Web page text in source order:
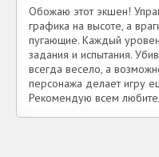
Обожаю этот экшен!
графика на высоте, а
пугающие. Каждый
задания и испытания.
всегда весело, а
персонажа делает игру
Рекомендую всем